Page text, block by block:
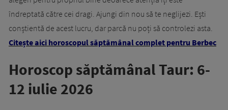
îndreptată către cei dragi. Ajungi din nou să te neglijezi. Ești
conștientă de acest lucru, dar parcă nu poți să controlezi asta.
Citește aici horoscopul săptămânal complet pentru Berbec
Horoscop săptămânal Taur: 6-
12 iulie 2026